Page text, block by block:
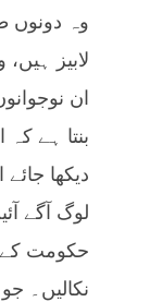
وہ
لابیز
ان
بنتا ہے
دیکھا
لوگ آگے
حکومت کے
نکالیں۔